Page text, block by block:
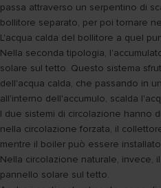
passa attraverso un serpentino di
bollitore separato, per poi tornare
L'acqua calda del bollitore a quel
Nella seconda tipologia,
solare sul tetto. Questo sistema
dell'acqua calda, che passando in
all'interno dell'accumulo, scalda
I due sistemi di circolazione hanno
nella circolazione forzata, il
mentre il boiler può essere
Nella circolazione naturale, invece,
pannello solare sul tetto.